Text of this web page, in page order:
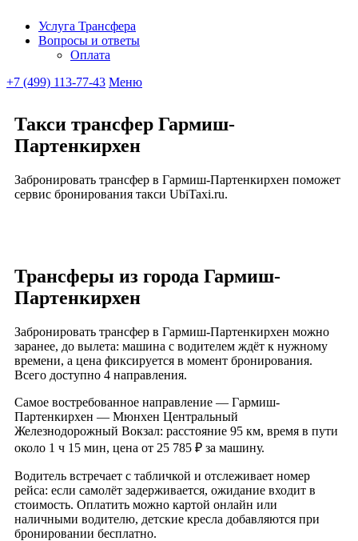
Ubitaxi
Услуга Трансфера
Вопросы и ответы
Оплата
+7 (499) 113-77-43 Меню
Такси трансфер Гармиш-
Партенкирхен
Забронировать трансфер в Гармиш-Партенкирхен поможет
сервис бронирования такси UbiTaxi.ru.
Трансферы из города Гармиш-
Партенкирхен
Забронировать трансфер в Гармиш-Партенкирхен можно
заранее, до вылета: машина с водителем ждёт к нужному
времени, а цена фиксируется в момент бронирования.
Всего доступно 4 направления.
Самое востребованное направление — Гармиш-
Партенкирхен — Мюнхен Центральный
Железнодорожный Вокзал: расстояние 95 км, время в пути
около 1 ч 15 мин, цена от 25 785 ₽ за машину.
Водитель встречает с табличкой и отслеживает номер
рейса: если самолёт задерживается, ожидание входит в
стоимость. Оплатить можно картой онлайн или
наличными водителю, детские кресла добавляются при
бронировании бесплатно.